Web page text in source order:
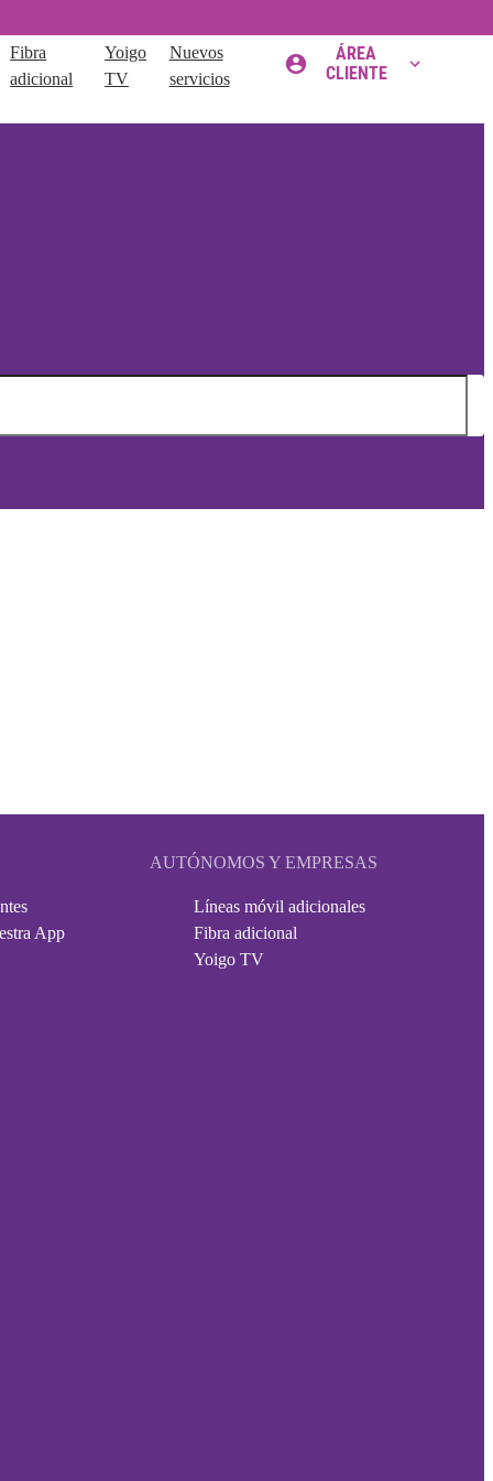
Fibra
adicional
Yoigo
TV
Nuevos
servicios
ÁREA
CLIENTE
App
AUTÓNOMOS Y EMPRESAS
Líneas móvil adicionales
Fibra adicional
Yoigo TV